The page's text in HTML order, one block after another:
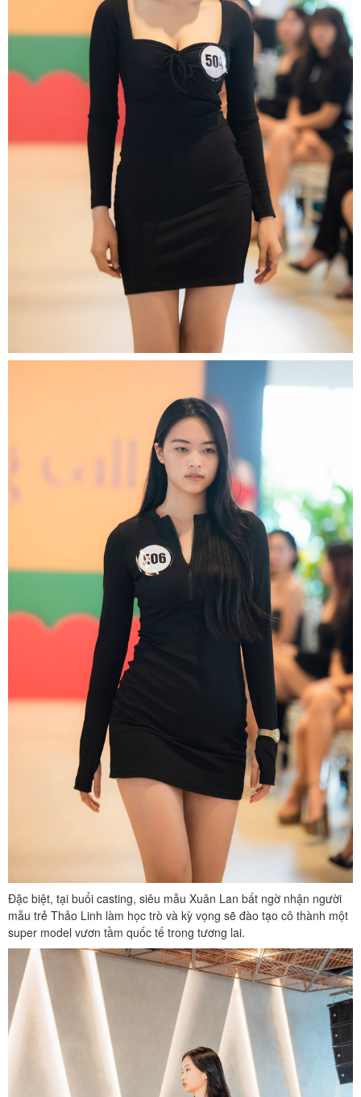
Đặc biệt, tại buổi casting, siêu mẫu Xuân Lan bất ngờ nhận người
mẫu trẻ Thảo Linh làm học trò và kỳ vọng sẽ đào tạo cô thành một
super model vươn tầm quốc tế trong tương lai.